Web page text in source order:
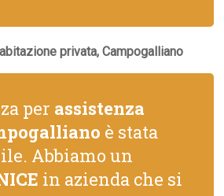
abitazione privata, Campogalliano
per assistenza
è stata
Abbiamo un
in azienda che si